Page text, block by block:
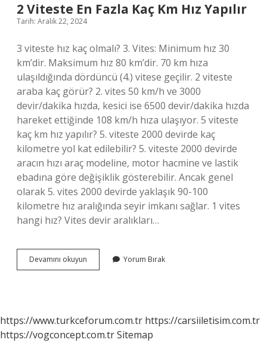
2 Viteste En Fazla Kaç Km Hız Yapılır
Tarih: Aralık 22, 2024
3 viteste hız kaç olmalı? 3. Vites: Minimum hız 30
km’dir. Maksimum hız 80 km’dir. 70 km hıza
ulaşıldığında dördüncü (4.) vitese geçilir. 2 viteste
araba kaç görür? 2. vites 50 km/h ve 3000
devir/dakika hızda, kesici ise 6500 devir/dakika hızda
hareket ettiğinde 108 km/h hıza ulaşıyor. 5 viteste
kaç km hız yapılır? 5. viteste 2000 devirde kaç
kilometre yol kat edilebilir? 5. viteste 2000 devirde
aracın hızı araç modeline, motor hacmine ve lastik
ebadına göre değişiklik gösterebilir. Ancak genel
olarak 5. vites 2000 devirde yaklaşık 90-100
kilometre hız aralığında seyir imkanı sağlar. 1 vites
hangi hız? Vites devir aralıkları…
Devamını okuyun
Viteste
Hız
Yapılır
Yorum Bırak
https://www.turkceforum.com.tr https://carsiiletisim.com.tr
https://vogconcept.com.trSitemap